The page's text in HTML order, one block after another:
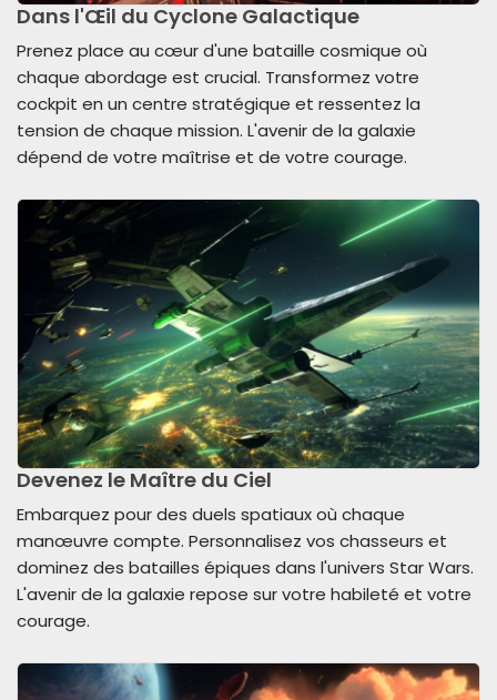
Dans l'Œil du Cyclone Galactique
Prenez place au cœur d'une bataille cosmique où
chaque abordage est crucial. Transformez votre
cockpit en un centre stratégique et ressentez la
tension de chaque mission. L'avenir de la galaxie
dépend de votre maîtrise et de votre courage.
Devenez le Maître du Ciel
Embarquez pour des duels spatiaux où chaque
manœuvre compte. Personnalisez vos chasseurs et
dominez des batailles épiques dans l'univers Star Wars.
L'avenir de la galaxie repose sur votre habileté et votre
courage.